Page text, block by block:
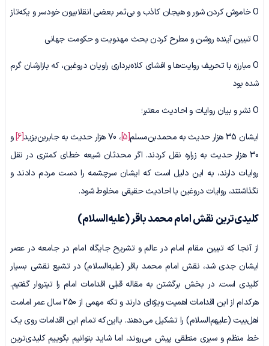
O خاموش کردن شور و هیجان کاذب و بی‌ثمر بعضی انقلابیون خودسر و یکه‌تاز
O تبیین آینده روشن و مطرح کردن بحث مهدویت و حکومت جهانی
O مبارزه با تحریف روایت‌ها و افشای کلاه‌برداری راویان دروغین، که بازارشان گرم
شده بود
O نشر و بیان روایات و احادیث معتبر؛
ایشان 35 هزار حدیث به محمدبن‌مسلم [5] ، 70 هزار حدیث به جابربن‌یزید [6]
و
30 هزار حدیث به زراره نقل کردند. اگر محدثان شیعه خطای کمتری در نقل
روایات دارند، به ‌این ‌دلیل است که ایشان سرچشمه را دست مردم دادند و
نگذاشتند، روایات دروغین با احادیث حقیقی مخلوط شود.
کلیدی‌ترین نقش امام محمد باقر(علیه‌السلام)
از آنجا که تبیین مقام امام در عالم و تشریح جایگاه امام در جامعه در عصر
ایشان جدی شد، نقش امام محمد باقر (علیه‌السلام) در تشیع نقشی بسیار
کلیدی است. در بخش برگشتن به مقاله قبلی اقدامات امام را تیتروار گفتیم.
هرکدام از این اقدامات اهمیت ویژه‌ای دارند و تکه مهمی از 250 سال عمر امامت
اهل‌بیت (علیهم‌السلام) را تشکیل می‌دهند. بااین‌که تمام این اقدامات روی یک
خط منظم و سیری منطقی پیش می‌روند، اما شاید بتوانیم بگوییم کلیدی‌ترین